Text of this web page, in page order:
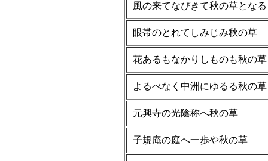
風の来てなびきて秋の草となる
眼帯のとれてしみじみ秋の草
花あるもなかりしものも秋の草
よるべなく中洲にゆるる秋の草
元興寺の光陰称へ秋の草
子規庵の庭へ一歩や秋の草